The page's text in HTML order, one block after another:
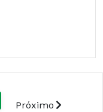
Próximo